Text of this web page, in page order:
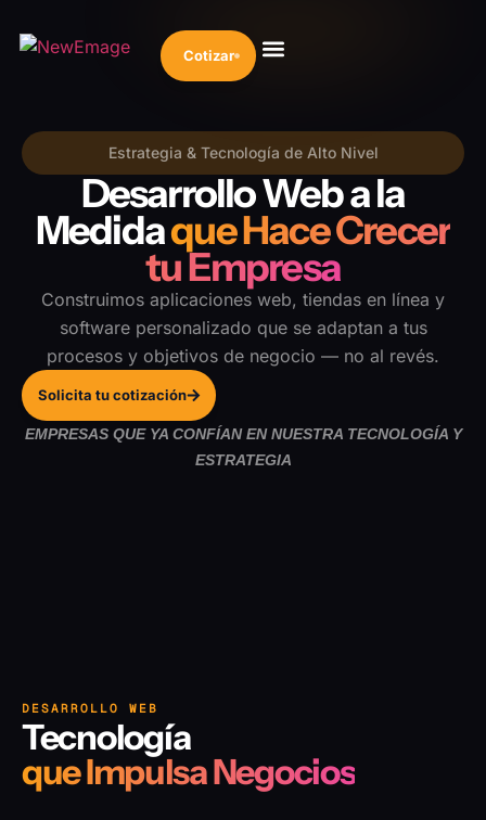
Cotizar
Estrategia & Tecnología de Alto Nivel
Desarrollo Web a la
Medidaque Hace Crecer
tu Empresa
Construimos aplicaciones web, tiendas en línea y
software personalizado que se adaptan a tus
procesos y objetivos de negocio — no al revés.
Solicita tu cotización
EMPRESAS QUE YA CONFÍAN EN NUESTRA TECNOLOGÍA Y
ESTRATEGIA
DESARROLLO WEB
Tecnología
que Impulsa Negocios